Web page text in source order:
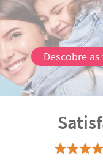
Descobre